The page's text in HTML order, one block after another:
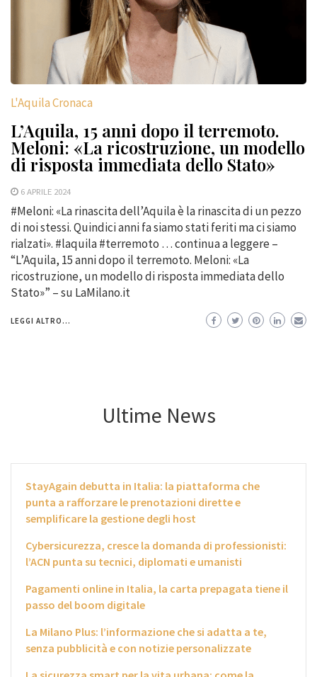
L'Aquila Cronaca
L’Aquila, 15 anni dopo il terremoto.
Meloni: «La ricostruzione, un modello
di risposta immediata dello Stato»
6 APRILE 2024
#Meloni: «La rinascita dell’Aquila è la rinascita di un pezzo
di noi stessi. Quindici anni fa siamo stati feriti ma ci siamo
rialzati». #laquila #terremoto … continua a leggere –
“L’Aquila, 15 anni dopo il terremoto. Meloni: «La
ricostruzione, un modello di risposta immediata dello
Stato»” – su LaMilano.it
LEGGI ALTRO...
Ultime News
StayAgain debutta in Italia: la piattaforma che
punta a rafforzare le prenotazioni dirette e
semplificare la gestione degli host
Cybersicurezza, cresce la domanda di professionisti:
l’ACN punta su tecnici, diplomati e umanisti
Pagamenti online in Italia, la carta prepagata tiene il
passo del boom digitale
La Milano Plus: l’informazione che si adatta a te,
senza pubblicità e con notizie personalizzate